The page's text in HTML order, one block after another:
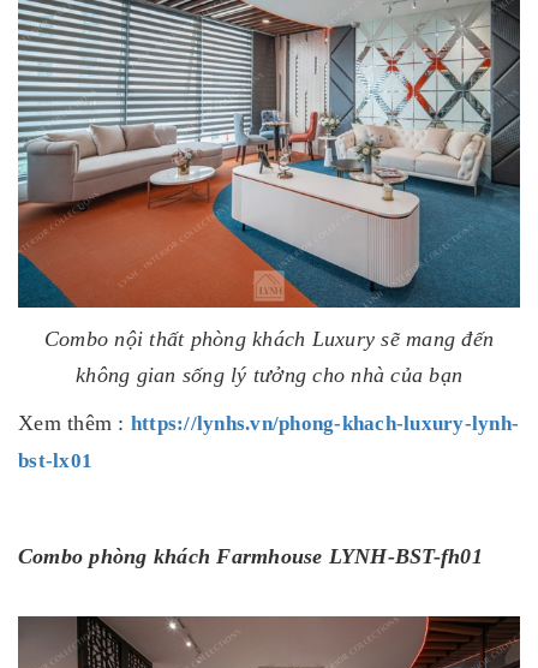
Combo nội thất phòng khách Luxury sẽ mang đến
không gian sống lý tưởng cho nhà của bạn
Xem thêm : https://lynhs.vn/phong-khach-luxury-lynh-
bst-lx01
Combo phòng khách Farmhouse LYNH-BST-fh01